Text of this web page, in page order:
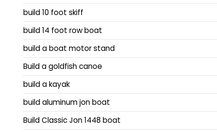
build 10 foot skiff
build 14 foot row boat
build a boat motor stand
Build a goldfish canoe
build a kayak
build aluminum jon boat
Build Classic Jon 1448 boat